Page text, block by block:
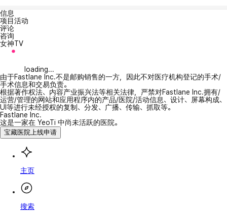
信息
项目活动
评论
咨询
女神TV
loading...
由于Fastlane Inc.不是邮购销售的一方，因此不对医疗机构登记的手术/
手术信息和交易负责。
根据著作权法、内容产业振兴法等相关法律，严禁对Fastlane Inc.拥有/
运营/管理的网站和应用程序内的产品/医院/活动信息、设计、屏幕构成、
UI等进行未经授权的复制、分发、广播、传输、抓取等。
Fastlane Inc.
这是一家在 YeoTi 中尚未活跃的医院。
宝藏医院上线申请
主页
搜索